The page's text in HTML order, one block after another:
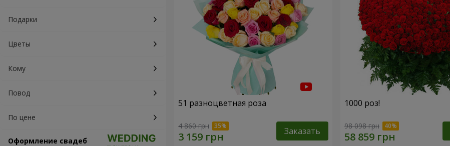
Подарки
Цветы
Кому
Повод
По цене
Оформление свадеб
51 разноцветная роза
4 860 грн Заказать
1000 роз!
98 098 грн